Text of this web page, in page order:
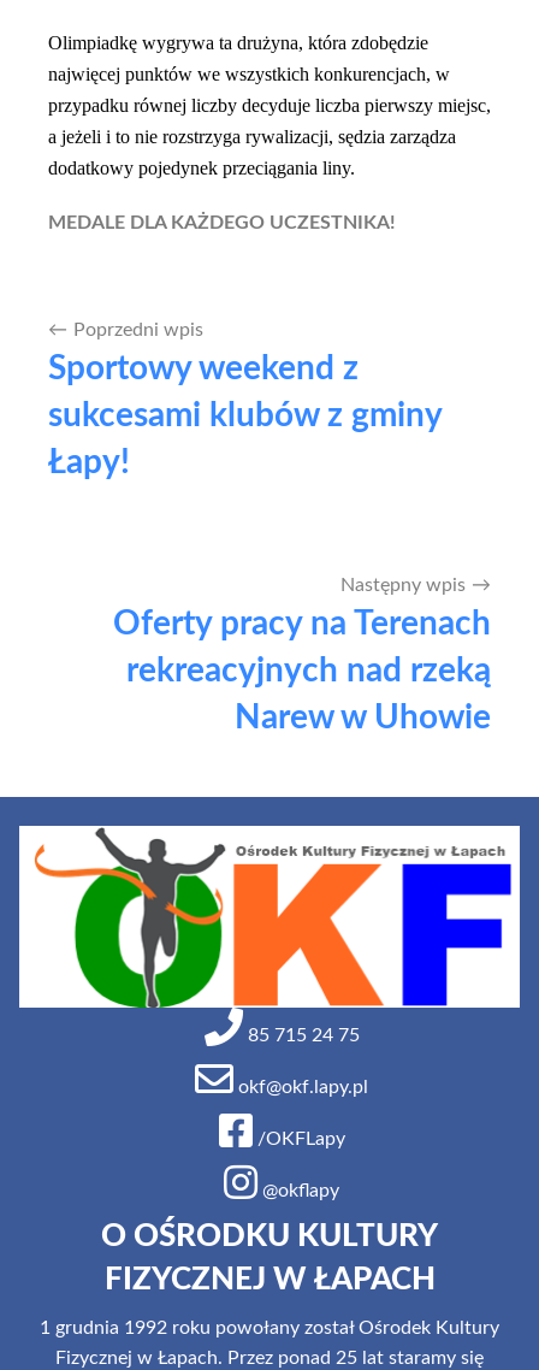
Olimpiadkę wygrywa ta drużyna, która zdobędzie
najwięcej punktów we wszystkich konkurencjach, w
przypadku równej liczby decyduje liczba pierwszy miejsc,
a jeżeli i to nie rozstrzyga rywalizacji, sędzia zarządza
dodatkowy pojedynek przeciągania liny.
MEDALE DLA KAŻDEGO UCZESTNIKA!
Nawigacja
wpisu
Poprzedni wpis
Sportowy weekend z
sukcesami klubów z gminy
Łapy!
Następny wpis
Oferty pracy na Terenach
rekreacyjnych nad rzeką
Narew w Uhowie
85 715 24 75
okf@okf.lapy.pl
/OKFLapy
@okflapy
O OŚRODKU KULTURY
FIZYCZNEJ W ŁAPACH
1 grudnia 1992 roku powołany został Ośrodek Kultury
Fizycznej w Łapach. Przez ponad 25 lat staramy się